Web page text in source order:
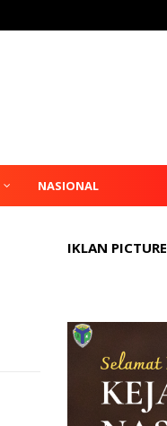
NASIONAL
IKLAN PICTURE